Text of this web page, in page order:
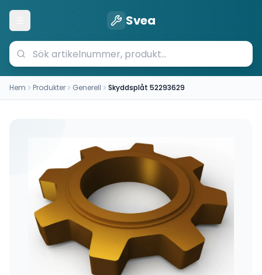
Öppna meny Svea
Hem Produkter Generell Skyddsplåt 52293629